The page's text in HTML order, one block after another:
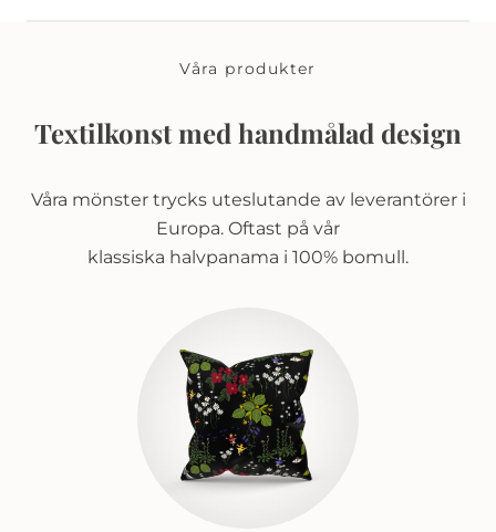
Våra produkter
Textilkonst med handmålad design
Våra mönster trycks uteslutande av leverantörer i
Europa. Oftast på vår
klassiska halvpanama i 100% bomull.